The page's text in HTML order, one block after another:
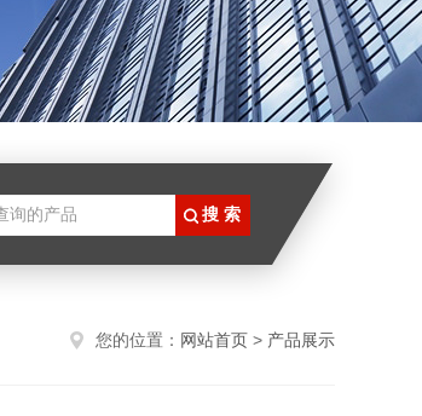
您的位置： 网站首页 > 产品展示